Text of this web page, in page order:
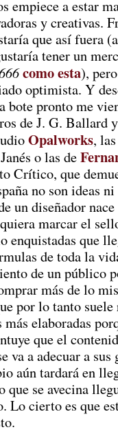
empiece a estar
y creativas.
que así fuera
tener un
como esta),
optimista. Y
bote pronto me
de J. G. Ballard
Opalworks,
o las de
Crítico, que
no son ideas ni
un diseñador
marcar el
enquistadas que
de toda la
de un público
más de lo
por lo tanto suele
elaboradas
que el
va a adecuar a sus
aún tardará en
que se avecina
cierto es que